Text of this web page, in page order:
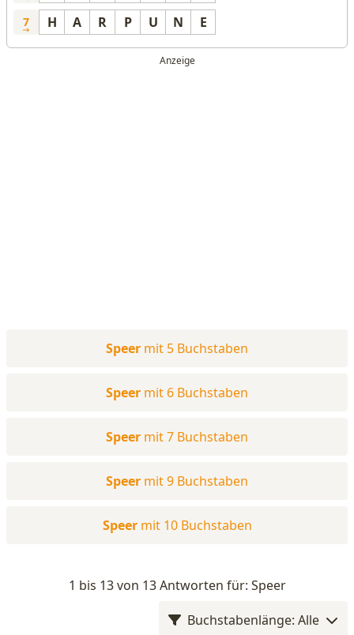
7 H A R P U N E
Speer mit 5 Buchstaben
Speer mit 6 Buchstaben
Speer mit 7 Buchstaben
Speer mit 9 Buchstaben
Speer mit 10 Buchstaben
1 bis 13 von 13 Antworten für: Speer
Buchstabenlänge: Alle